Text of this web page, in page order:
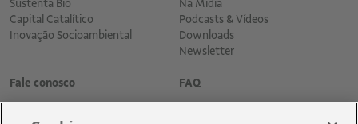
Sustenta Bio
Capital Catalítico
Inovação Socioambiental
Na Mídia
Podcasts & Vídeos
Downloads
Newsletter
Fale conosco FAQ